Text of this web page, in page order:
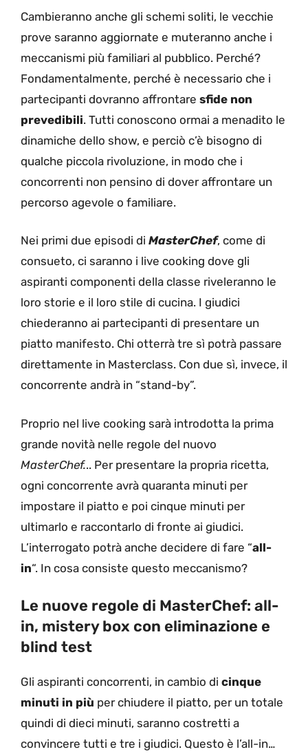
Cambieranno anche gli schemi soliti, le vecchie
prove saranno aggiornate e muteranno anche i
meccanismi più familiari al pubblico. Perché?
Fondamentalmente, perché è necessario che i
partecipanti dovranno affrontare sfide non
prevedibili. Tutti conoscono ormai a menadito le
dinamiche dello show, e perciò c’è bisogno di
qualche piccola rivoluzione, in modo che i
concorrenti non pensino di dover affrontare un
percorso agevole o familiare.
Nei primi due episodi di MasterChef, come di
consueto, ci saranno i live cooking dove gli
aspiranti componenti della classe riveleranno le
loro storie e il loro stile di cucina. I giudici
chiederanno ai partecipanti di presentare un
piatto manifesto. Chi otterrà tre sì potrà passare
direttamente in Masterclass. Con due sì, invece, il
concorrente andrà in “stand-by”.
Proprio nel live cooking sarà introdotta la prima
grande novità nelle regole del nuovo
MasterChef... Per presentare la propria ricetta,
ogni concorrente avrà quaranta minuti per
impostare il piatto e poi cinque minuti per
ultimarlo e raccontarlo di fronte ai giudici.
L’interrogato potrà anche decidere di fare “all-
in“. In cosa consiste questo meccanismo?
Le nuove regole di MasterChef: all-
in, mistery box con eliminazione e
blind test
Gli aspiranti concorrenti, in cambio di cinque
minuti in più per chiudere il piatto, per un totale
quindi di dieci minuti, saranno costretti a
convincere tutti e tre i giudici. Questo è l’all-in…